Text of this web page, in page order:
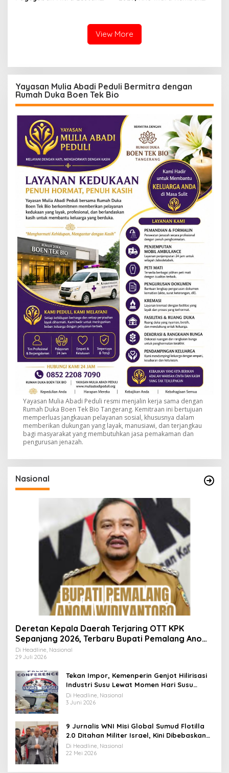
View More
Yayasan Mulia Abadi Peduli Bermitra dengan
Rumah Duka Boen Tek Bio
Yayasan Mulia Abadi Peduli resmi menjalin kerja sama dengan
Rumah Duka Boen Tek Bio Tangerang. Kemitraan ini bertujuan
memperluas jangkauan pelayanan sosial, khususnya dalam
memberikan dukungan yang layak, manusiawi, dan terjangkau
bagi masyarakat yang membutuhkan jasa pemakaman dan
pengurusan jenazah.
Nasional
Deretan Kepala Daerah Terjaring OTT KPK
Sepanjang 2026, Terbaru Bupati Pemalang Anom
Widiyantoro
Di Headline, Nasional
29 Juli 2026
Tekan Impor, Kemenperin Genjot Hilirisasi
Industri Susu Lewat Momen Hari Susu
Nusantara 2026
Di Headline, Nasional
3 Juni 2026
9 Jurnalis WNI Misi Global Sumud Flotilla
2.0 Ditahan Militer Israel, Kini Dibebaskan
dan Dievakuasi ke Istanbul
Di Headline, Nasional
22 Mei 2026